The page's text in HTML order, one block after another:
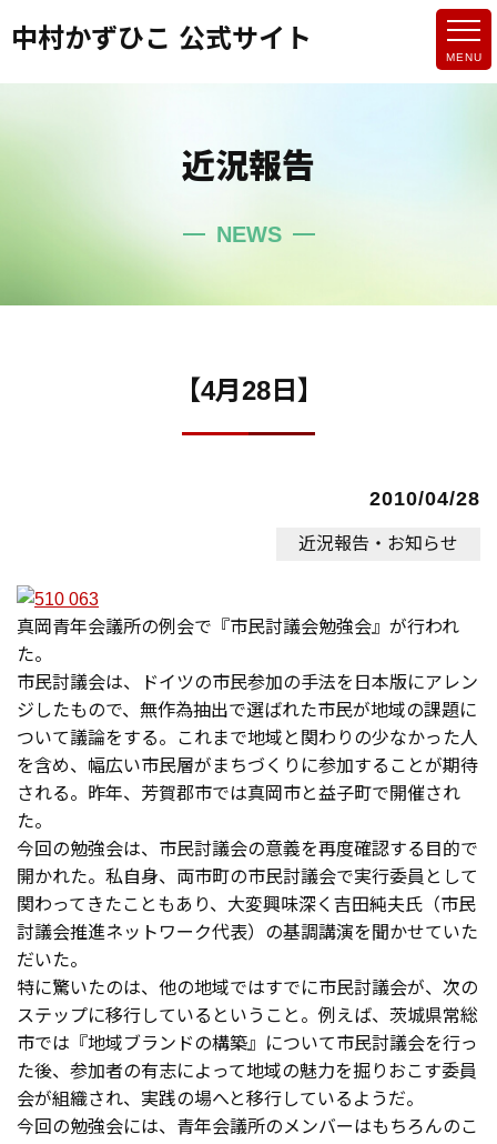
中村かずひこ 公式サイト
近況報告
NEWS
【4月28日】
2010/04/28
近況報告・お知らせ
真岡青年会議所の例会で『市民討議会勉強会』が行われ
た。
市民討議会は、ドイツの市民参加の手法を日本版にアレン
ジしたもので、無作為抽出で選ばれた市民が地域の課題に
ついて議論をする。これまで地域と関わりの少なかった人
を含め、幅広い市民層がまちづくりに参加することが期待
される。昨年、芳賀郡市では真岡市と益子町で開催され
た。
今回の勉強会は、市民討議会の意義を再度確認する目的で
開かれた。私自身、両市町の市民討議会で実行委員として
関わってきたこともあり、大変興味深く吉田純夫氏（市民
討議会推進ネットワーク代表）の基調講演を聞かせていた
だいた。
特に驚いたのは、他の地域ではすでに市民討議会が、次の
ステップに移行しているということ。例えば、茨城県常総
市では『地域ブランドの構築』について市民討議会を行っ
た後、参加者の有志によって地域の魅力を掘りおこす委員
会が組織され、実践の場へと移行しているようだ。
今回の勉強会には、青年会議所のメンバーはもちろんのこ